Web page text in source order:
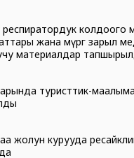
респиратордук
жана өмүргө зарыл
материалдар
туристтик-
жолун курууда